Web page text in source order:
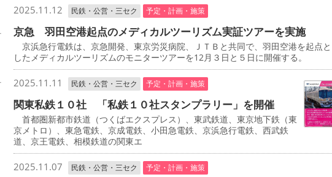
2025.11.12 民鉄・公営・三セク 予定・計画・施策
京急 羽田空港起点のメディカルツーリズム実証ツアーを実施
京浜急行電鉄は、京急開発、東京労災病院、ＪＴＢと共同で、羽田空港を起点と
したメディカルツーリズムのモニターツアーを12月３日と５日に開催する。
2025.11.11 民鉄・公営・三セク 予定・計画・施策
関東私鉄１０社 「私鉄１０社スタンプラリー」を開催
首都圏新都市鉄道（つくばエクスプレス）、東武鉄道、東京地下鉄（東
京メトロ）、東急電鉄、京成電鉄、小田急電鉄、京浜急行電鉄、西武鉄
道、京王電鉄、相模鉄道の関東エ
2025.11.07 民鉄・公営・三セク 予定・計画・施策